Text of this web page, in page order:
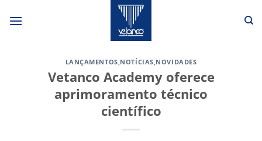
LANÇAMENTOS,NOTÍCIAS,NOVIDADES
Vetanco Academy oferece
aprimoramento técnico
científico